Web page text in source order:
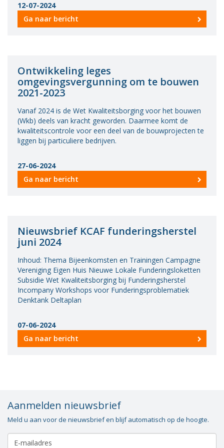
12-07-2024
Ga naar bericht
Ontwikkeling leges
omgevingsvergunning om te bouwen
2021-2023
Vanaf 2024 is de Wet Kwaliteitsborging voor het bouwen
(Wkb) deels van kracht geworden. Daarmee komt de
kwaliteitscontrole voor een deel van de bouwprojecten te
liggen bij particuliere bedrijven.
27-06-2024
Ga naar bericht
Nieuwsbrief KCAF funderingsherstel
juni 2024
Inhoud: Thema Bijeenkomsten en Trainingen Campagne
Vereniging Eigen Huis Nieuwe Lokale Funderingsloketten
Subsidie Wet Kwaliteitsborging bij Funderingsherstel
Incompany Workshops voor Funderingsproblematiek
Denktank Deltaplan
07-06-2024
Ga naar bericht
Aanmelden nieuwsbrief
Meld u aan voor de nieuwsbrief en blijf automatisch op de hoogte.